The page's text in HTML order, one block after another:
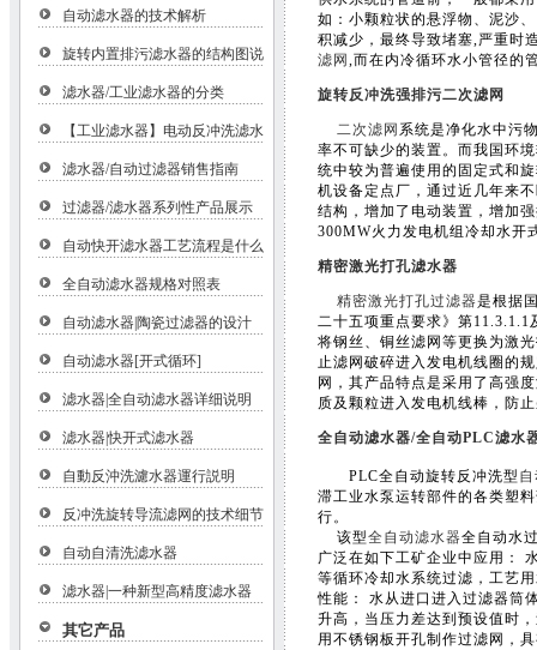
自动滤水器的技术解析
旋转内置排污滤水器的结构图说
滤水器/工业滤水器的分类
【工业滤水器】电动反冲洗滤水
滤水器/自动过滤器销售指南
过滤器/滤水器系列性产品展示
自动快开滤水器工艺流程是什么
全自动滤水器规格对照表
自动滤水器|陶瓷过滤器的设汁
自动滤水器[开式循环]
滤水器|全自动滤水器详细说明
滤水器|快开式滤水器
自動反沖洗濾水器運行説明
反冲洗旋转导流滤网的技术细节
自动自清洗滤水器
滤水器|一种新型高精度滤水器
其它产品
如：小颗粒状的悬浮物、泥沙
积减少，最终导致堵塞,严重时
滤网 ,而在内冷循环水小管径的
旋转反冲洗强排污二次滤网
二次滤网 系统是净化水中污
率不可缺少的装置。而我国环
统中较为普遍使用的固定式和
机设备定点厂，通过近几年来
结构，增加了电动装置，增加
300MW火力发电机组冷却水开
精密激光打孔滤水器
精密激光打孔过滤器是根据
二十五项重点要求》第
将钢丝、铜丝滤网等更换为激
止滤网破碎进入发电机线圈的
网，其产品特点是采用了高强
质及颗粒进入发电机线棒，防
全自动滤水器/全自动PLC滤水
PLC全自动旋转反冲洗型
滞工业水泵运转部件的各类塑
行。
该型全自动滤水器全自动水
广泛在如下工矿企业中应用：
等循环冷却水系统过滤，工艺
性能： 水从进口进入过滤器筒
升高，当压力差达到预设值时
用不锈钢板开孔制作过滤网，